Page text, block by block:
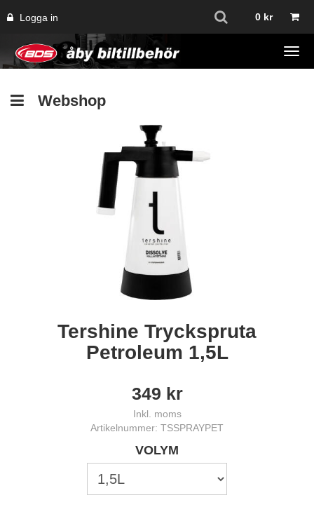
Logga in 0 kr
Webshop
Tershine Tryckspruta
Petroleum 1,5L
349 kr
Inkl. moms
Artikelnummer: TSSPRAYPET
VOLYM